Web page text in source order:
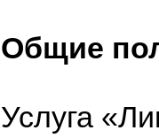
Общие
Услуга